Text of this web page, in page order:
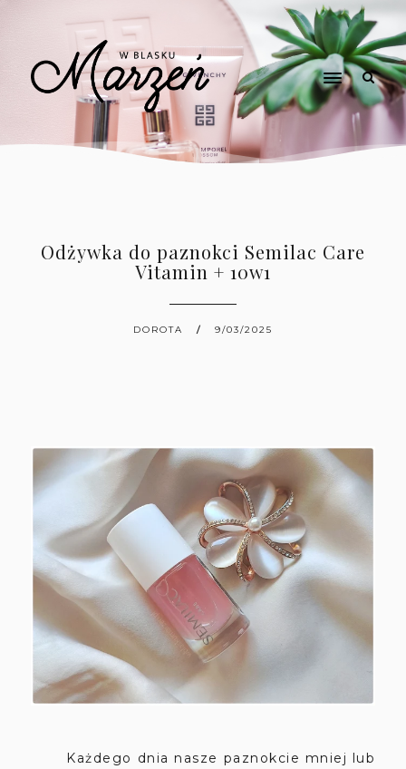
Odżywka do paznokci Semilac Care
Vitamin + 10w1
DOROTA 9/03/2025
Każdego dnia nasze paznokcie mniej lub